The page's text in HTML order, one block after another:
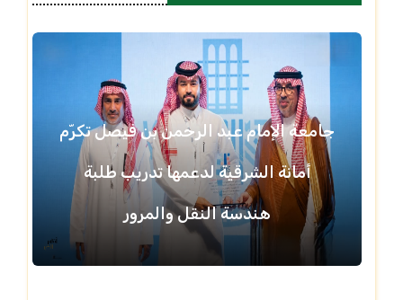
جامعة الإمام عبد الرحمن بن فيصل تكرّم
أمانة الشرقية لدعمها تدريب طلبة
هندسة النقل والمرور